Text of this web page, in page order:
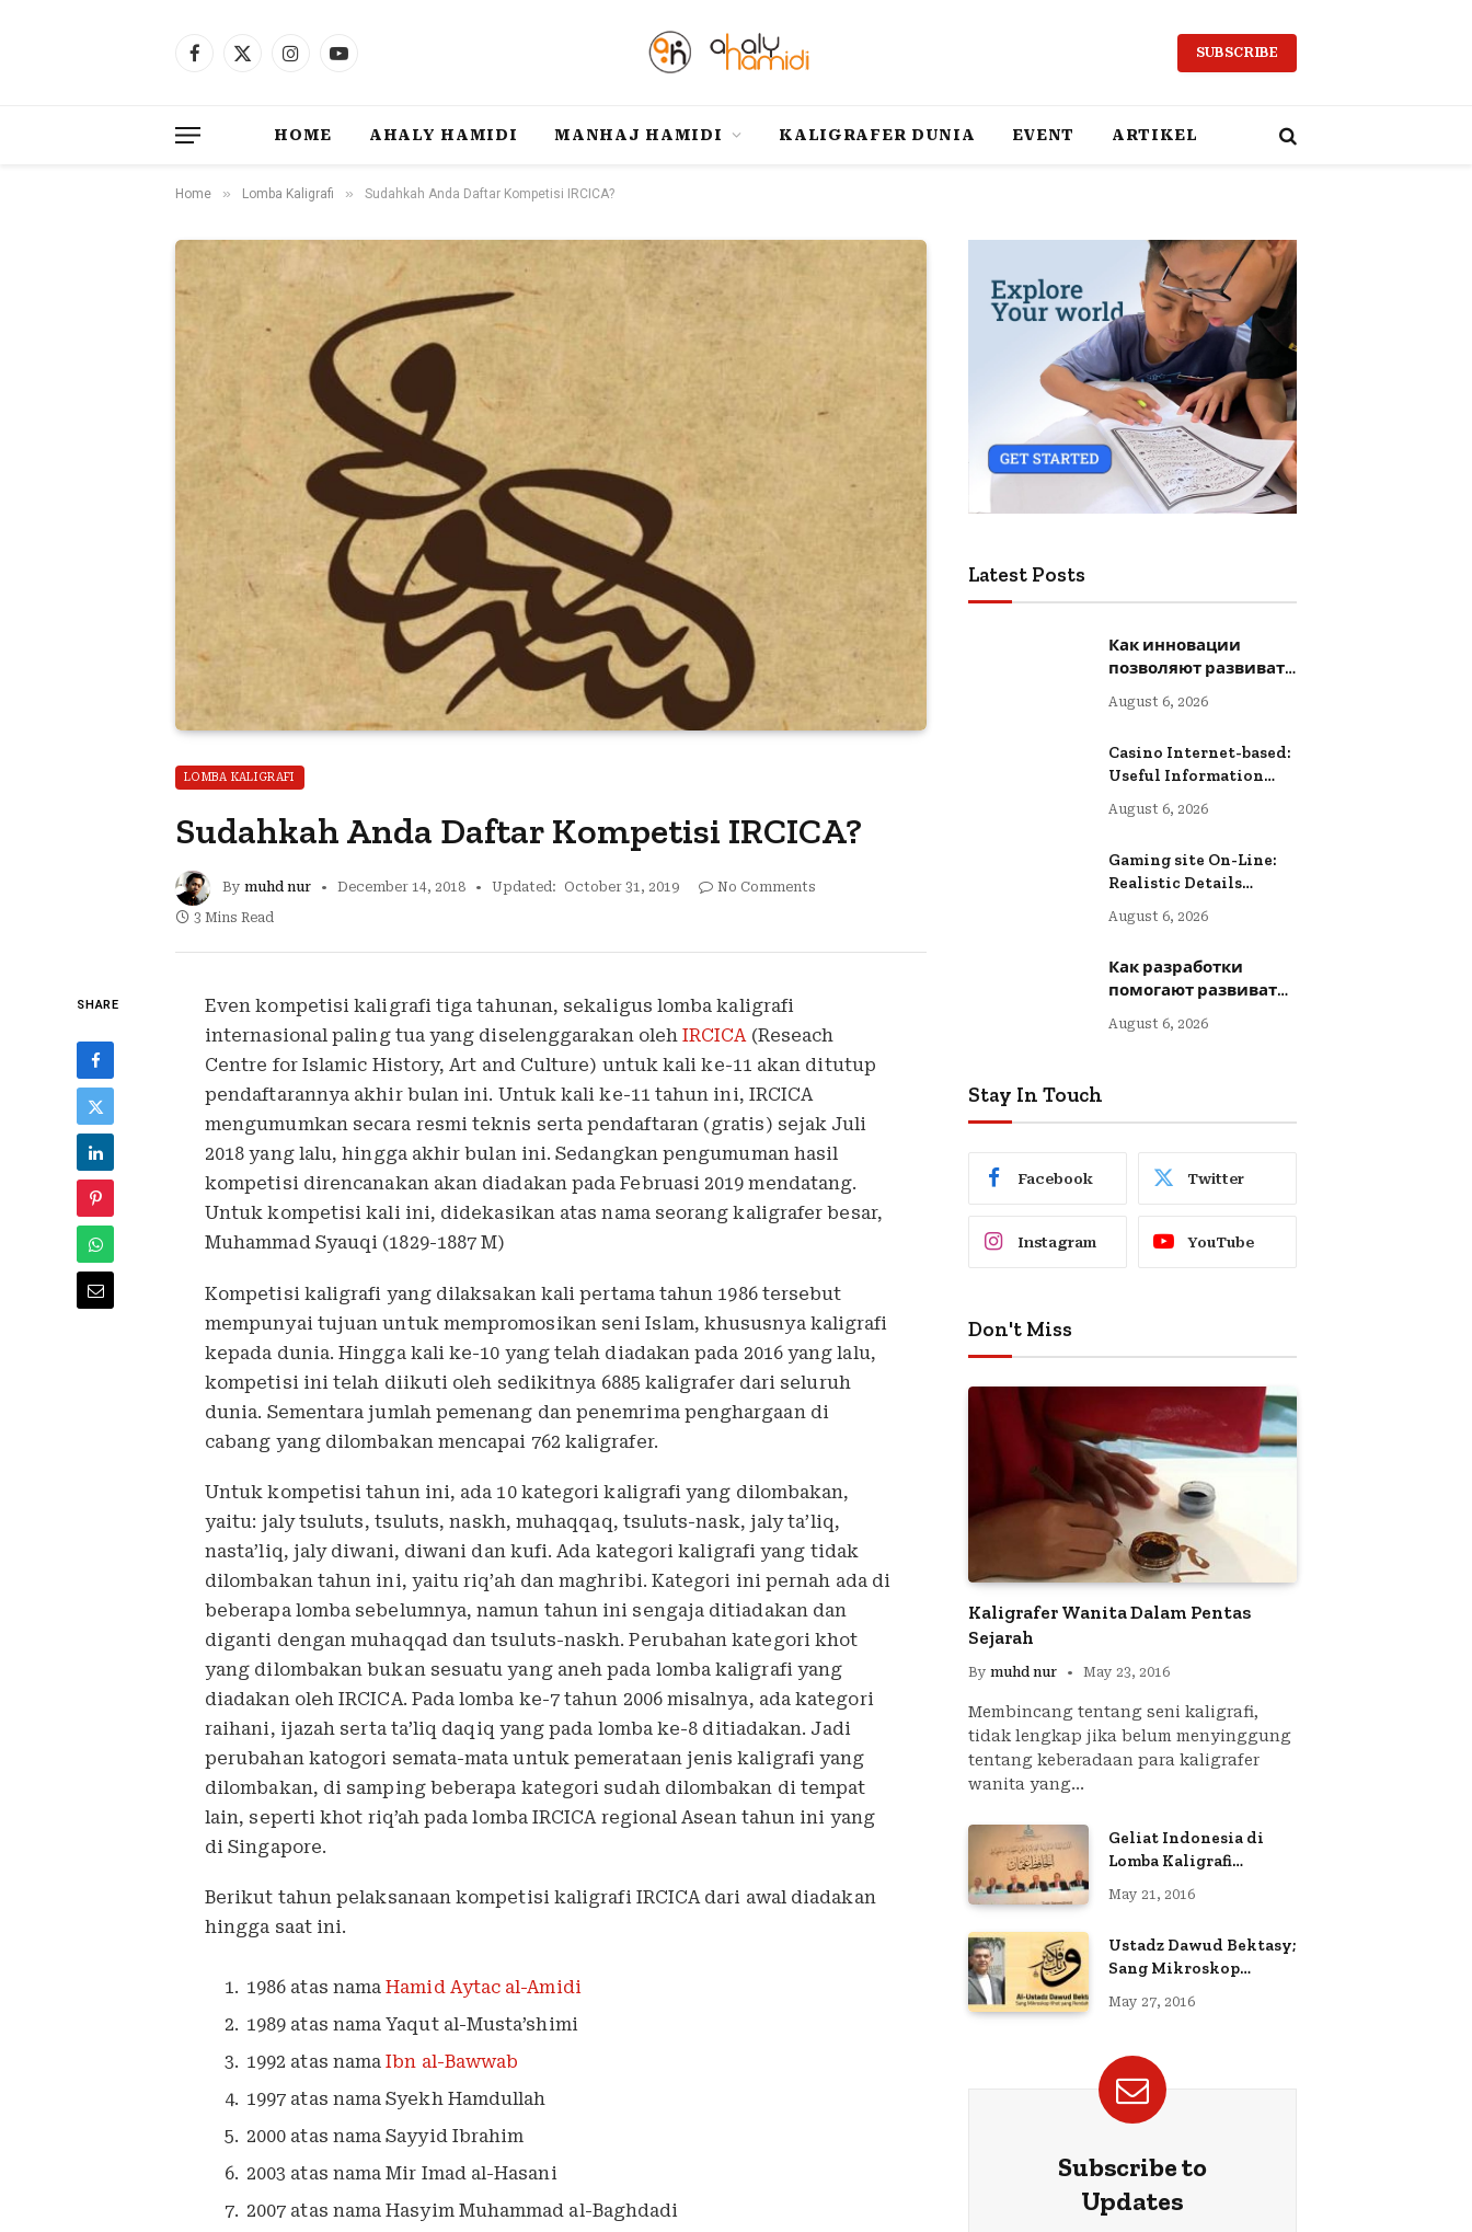
Facebook
X
InstagramYouTube
SUBSCRIBE
HOME AHALY HAMIDI MANHAJ HAMIDI KALIGRAFER DUNIA EVENT ARTIKEL
Home » Lomba Kaligrafi » Sudahkah Anda Daftar Kompetisi IRCICA?
LOMBA KALIGRAFI
Sudahkah Anda Daftar Kompetisi IRCICA?
By muhd nur December 14, 2018 Updated: October 31, 2019
No Comments
3 Mins Read
SHARE
Even kompetisi kaligrafi tiga tahunan, sekaligus lomba kaligrafi
internasional paling tua yang diselenggarakan olehIRCICA (Reseach
Centre for Islamic History, Art and Culture) untuk kali ke-11 akan ditutup
pendaftarannya akhir bulan ini. Untuk kali ke-11 tahun ini, IRCICA
mengumumkan secara resmi teknis serta pendaftaran (gratis) sejak Juli
2018 yang lalu, hingga akhir bulan ini. Sedangkan pengumuman hasil
kompetisi direncanakan akan diadakan pada Februasi 2019 mendatang.
Untuk kompetisi kali ini, didekasikan atas nama seorang kaligrafer besar,
Muhammad Syauqi (1829-1887 M)
Kompetisi kaligrafi yang dilaksakan kali pertama tahun 1986 tersebut
mempunyai tujuan untuk mempromosikan seni Islam, khususnya kaligrafi
kepada dunia. Hingga kali ke-10 yang telah diadakan pada 2016 yang lalu,
kompetisi ini telah diikuti oleh sedikitnya 6885 kaligrafer dari seluruh
dunia. Sementara jumlah pemenang dan penemrima penghargaan di
cabang yang dilombakan mencapai 762 kaligrafer.
Untuk kompetisi tahun ini, ada 10 kategori kaligrafi yang dilombakan,
yaitu: jaly tsuluts, tsuluts, naskh, muhaqqaq, tsuluts-nask, jaly ta’liq,
nasta’liq, jaly diwani, diwani dan kufi. Ada kategori kaligrafi yang tidak
dilombakan tahun ini, yaitu riq’ah dan maghribi. Kategori ini pernah ada di
beberapa lomba sebelumnya, namun tahun ini sengaja ditiadakan dan
diganti dengan muhaqqad dan tsuluts-naskh. Perubahan kategori khot
yang dilombakan bukan sesuatu yang aneh pada lomba kaligrafi yang
diadakan oleh IRCICA. Pada lomba ke-7 tahun 2006 misalnya, ada kategori
raihani, ijazah serta ta’liq daqiq yang pada lomba ke-8 ditiadakan. Jadi
perubahan katogori semata-mata untuk pemerataan jenis kaligrafi yang
dilombakan, di samping beberapa kategori sudah dilombakan di tempat
lain, seperti khot riq’ah pada lomba IRCICA regional Asean tahun ini yang
di Singapore.
Berikut tahun pelaksanaan kompetisi kaligrafi IRCICA dari awal diadakan
hingga saat ini.
1986 atas namaHamid Aytac al-Amidi
1989 atas nama Yaqut al-Musta’shimi
1992 atas namaIbn al-Bawwab
1997 atas nama Syekh Hamdullah
2000 atas nama Sayyid Ibrahim
2003 atas nama Mir Imad al-Hasani
2007 atas nama Hasyim Muhammad al-Baghdadi
Latest Posts
Как инновации
позволяют развивать
творчество
August 6, 2026
Casino Internet-based:
Useful Information
intended for Lower-
risk Online Wagering
August 6, 2026
Gaming site On-Line:
Realistic Details
intended for Safer
Digital Wagering
August 6, 2026
Как разработки
помогают развивать
креативность
August 6, 2026
Stay In Touch
Facebook Twitter
Instagram YouTube
Don't Miss
Kaligrafer Wanita Dalam Pentas
Sejarah
By muhd nur May 23, 2016
Membincang tentang seni kaligrafi,
tidak lengkap jika belum menyinggung
tentang keberadaan para kaligrafer
wanita yang…
Geliat Indonesia di
Lomba Kaligrafi
May 21, 2016
Ustadz Dawud Bektasy;
Sang Mikroskop
May 27, 2016
Subscribe to
Updates